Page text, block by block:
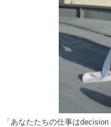
「あなたたちの仕事は